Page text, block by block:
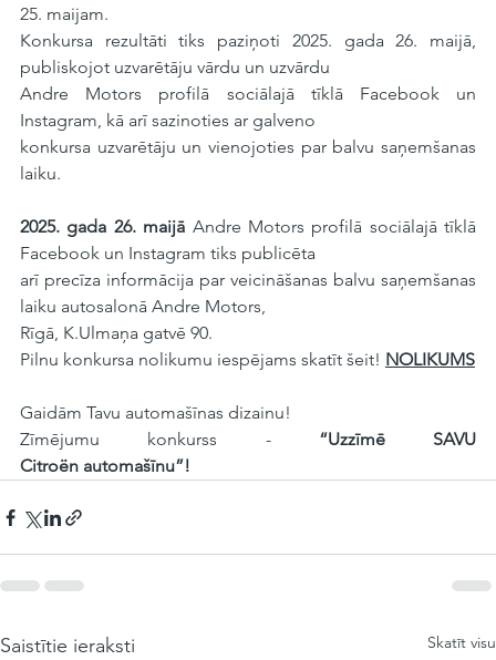
25. maijam.
Konkursa rezultāti tiks paziņoti 2025. gada 26. maijā,
publiskojot uzvarētāju vārdu un uzvārdu
Andre Motors profilā sociālajā tīklā Facebook un
Instagram, kā arī sazinoties ar galveno
konkursa uzvarētāju un vienojoties par balvu saņemšanas
laiku.
2025. gada 26. maijā Andre Motors profilā sociālajā tīklā
Facebook un Instagram tiks publicēta
arī precīza informācija par veicināšanas balvu saņemšanas
laiku autosalonā Andre Motors,
Rīgā, K.Ulmaņa gatvē 90.
Pilnu konkursa nolikumu iespējams skatīt šeit! NOLIKUMS
Gaidām Tavu automašīnas dizainu!
Zīmējumu konkurss - “Uzzīmē SAVU
Citroën automašīnu”!
Saistītie ieraksti Skatīt visu